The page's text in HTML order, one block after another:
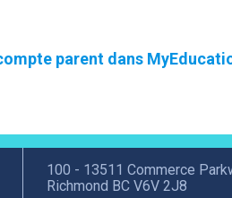
parent dans
100 - 13511 Commerce
Richmond BC V6V 2J8